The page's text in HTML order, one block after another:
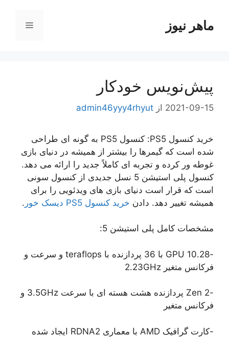
محتواماهر نیوز فهرست
پیش‌نویس خودکار
2021-09-15 از admin46yyy4rhyut
خرید کنسول PS5: کنسول PS5 به گونه ای طراحی
شده است که گیمرها را بیشتر از همیشه در دنیای بازی
غوطه ور کرده و تجربه ای کاملاً جدید را ارائه می دهد.
کنسول پلی استیشن 5 نسل جدیدی از کنسول سونی
است که قرار است دنیای بازی های ویدئویی را برای
همیشه تغییر دهد. دادن خرید کنسول PS5 دیسک خور .
مشخصات کامل پلی استیشن 5:
-10.28 GPU با 36 پردازنده با teraflops و سرعت و
فرکانس متغیر 2.23GHz
-Zen 2 پردازنده هشت هسته ای با سرعت 3.5GHz و
فرکانس متغیر
-کارت گرافیک AMD با معماری RDNA2 ایجاد شده